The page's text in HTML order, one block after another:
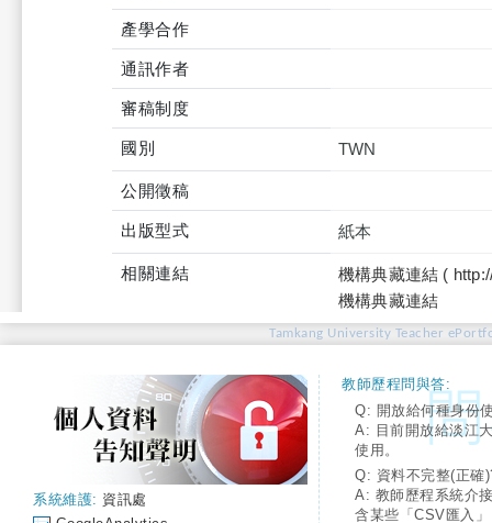
產學合作
通訊作者
審稿制度
國別 TWN
公開徵稿
出版型式 紙本
相關連結
機構典藏連結 (
機構典藏連結
Tamkang University Teacher
系統維護: 資訊處
教師歷程問與答:
Q: 開放給何種身份
A: 目前開放給淡江
使用。
Q: 資料不完整(正確
A: 教師歷程系統介
含某些「CSV匯入